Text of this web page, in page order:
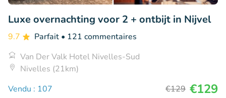
Luxe overnachting voor 2 + ontbijt in Nijvel
9.7 Parfait • 121 commentaires
Van Der Valk Hotel Nivelles-Sud
Nivelles (21km)
Vendu : 107
€129 €129